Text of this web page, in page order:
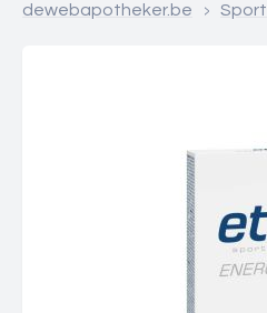
dewebapotheker.be > Sport